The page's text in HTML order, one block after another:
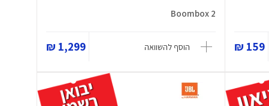
159 ₪
Boombox 2
הוסף להשוואה 1,299 ₪